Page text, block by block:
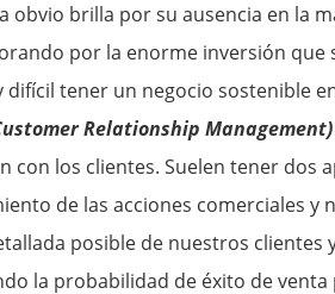
obvio brilla por su ausencia en la
por la enorme inversión que
difícil tener un negocio sostenible
Relationship Management)
con los clientes. Suelen tener dos
de las acciones comerciales
posible de nuestros clientes
la probabilidad de éxito de